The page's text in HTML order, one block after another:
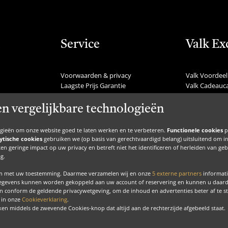
vergelijkbare technologieën
om onze website goed te laten werken en te verbeteren. Functionele cookies
cookiesgebruiken we (op basis van gerechtvaardigd belang) uitsluitend om
geringe impact op uw privacy en betreft niet het identificeren of herleiden van
met uw toestemming. Daarmee verzamelen wij en onze 5 externe partners
kunnen worden gekoppeld aan uw account of reservering en kunnen u
conform de geldende privacywetgeving, om de inhoud en advertenties beter af te
onze Cookieverklaring.
middels de zwevende Cookies-knop dat altijd aan de rechterzijde afgebeeld staat.
Service
Voorwaarden & privacy
Laagste Prijs Garantie
Veelgestelde vragen
Nieuws
Nieuwsbrief
Zakelijke inspiratie
Inspiratie
Valk
Valk Voordeel
Valk
Valk Suites
Valk Voor
Valk
MVO
InstagramLinkedIn Copyright